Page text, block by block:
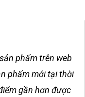
phẩm trên web
phẩm mới tại thời
gần hơn được